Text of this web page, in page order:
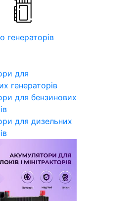
генераторів
для
генераторів
для бензинових
для дизельних